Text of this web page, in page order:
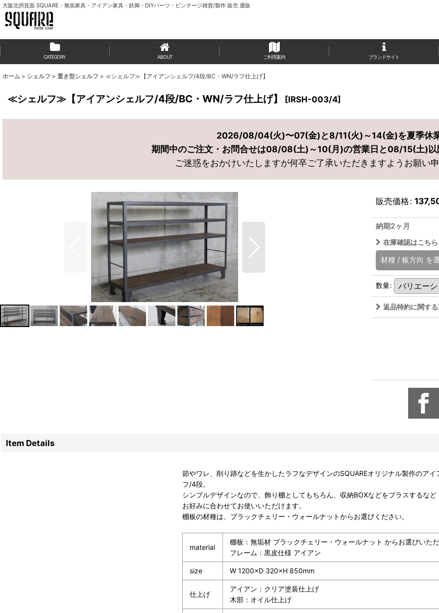
大阪北摂箕面 SQUARE：無垢家具・アイアン家具・鉄脚・DIYパーツ・ビンテージ雑貨/製作 販売 通販
CATEGORY ABOUT ご利用案内 ブランドサイト
ホーム > シェルフ > 置き型シェルフ > ≪シェルフ≫【アイアンシェルフ/4段/BC・WN/ラフ仕上げ】
≪シェルフ≫【アイアンシェルフ/4段/BC・WN/ラフ仕上げ】 [IRSH-003/4]
2026/08/04(火)〜07(金)と8/11(火)～14(金)を夏季休
期間中のご注文・お問合せは08/08(土)～10(月)の営業日と08/15(土)以
ご迷惑をおかけいたしますが何卒ご了承いただきますようお願い
販売価格:
納期2ヶ月
在庫確認はこちら
材種 / 板方向 を
数量:
返品特約に関す
Item Details
節やワレ、削り跡などを生かしたラフなデザインのSQUAREオリジナル製作のアイ
フ/4段。
シンプルデザインなので、飾り棚としてもちろん、収納BOXなどをプラスするなど
お好みに合わせてお使いいただけます。
棚板の材種は、ブラックチェリー・ウォールナットからお選びください。
material
棚板：無垢材 ブラックチェリー・ウォールナット からお選びいた
フレーム：黒皮仕様 アイアン
size W 1200×D 320×H 850mm
仕上げ
アイアン：クリア塗装仕上げ
木部：オイル仕上げ